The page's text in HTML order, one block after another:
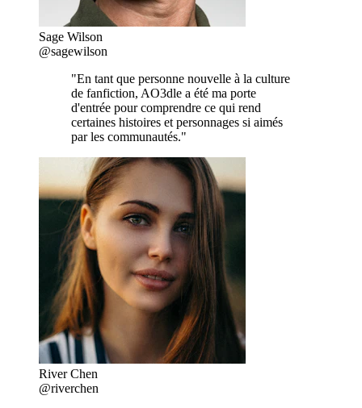
Sage Wilson
@sagewilson
"En tant que personne nouvelle à la culture
de fanfiction, AO3dle a été ma porte
d'entrée pour comprendre ce qui rend
certaines histoires et personnages si aimés
par les communautés."
River Chen
@riverchen